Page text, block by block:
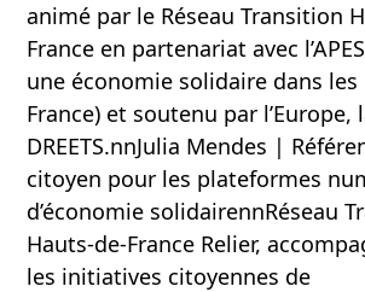
animé par le Réseau Transition
France en partenariat avec
une économie solidaire dans les
France) et soutenu par
DREETS.nnJulia Mendes |
citoyen pour les plateformes
d’économie solidairennRéseau
Hauts-de-France Relier,
les initiatives citoyennes de